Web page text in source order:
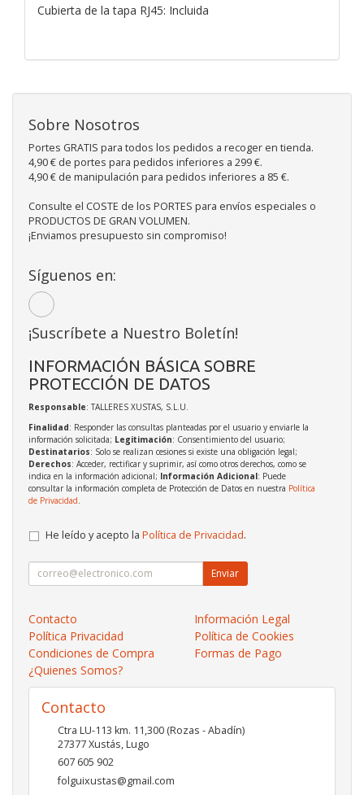
Cubierta de la tapa RJ45: Incluida
Sobre Nosotros
Portes GRATIS para todos los pedidos a recoger en tienda.
4,90 € de portes para pedidos inferiores a 299 €.
4,90 € de manipulación para pedidos inferiores a 85 €.
Consulte el COSTE de los PORTES para envíos especiales o
PRODUCTOS DE GRAN VOLUMEN.
¡Enviamos presupuesto sin compromiso!
Síguenos en:
¡Suscríbete a Nuestro Boletín!
INFORMACIÓN BÁSICA SOBRE
PROTECCIÓN DE DATOS
Responsable: TALLERES XUSTAS, S.L.U.
Finalidad: Responder las consultas planteadas por el usuario y enviarle la
información solicitada; Legitimación: Consentimiento del usuario;
Destinatarios: Solo se realizan cesiones si existe una obligación legal;
Derechos: Acceder, rectificar y suprimir, así como otros derechos, como se
indica en la información adicional; Información Adicional: Puede
consultar la información completa de Protección de Datos en nuestra Política
de Privacidad
He leído y acepto la Política de Privacidad.
Enviar
Contacto
Información Legal
Política Privacidad
Política de Cookies
Condiciones de Compra
Formas de Pago
¿Quienes Somos?
Contacto
Ctra LU-113 km. 11,300 (Rozas - Abadín)
27377Xustás,Lugo
607 605 902
folguixustas@gmail.com